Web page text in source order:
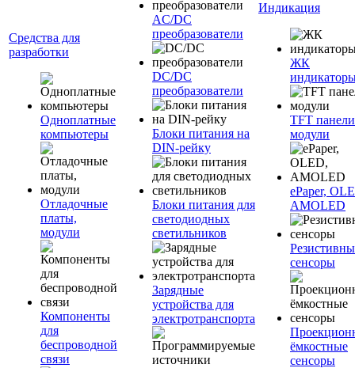
Средства для
разработки
Одноплатные
компьютеры
Отладочные
платы,
модули
Компоненты
для
беспроводной
связи
AC/DC
преобразователи
DC/DC
преобразователи
Блоки питания на
DIN-рейку
Блоки питания для
светодиодных
светильников
Зарядные
устройства для
электротранспорта
Индикация
ЖК
TFT
модули
ePaper,
AMOLED
сенсоры
ёмкостные
сенсоры